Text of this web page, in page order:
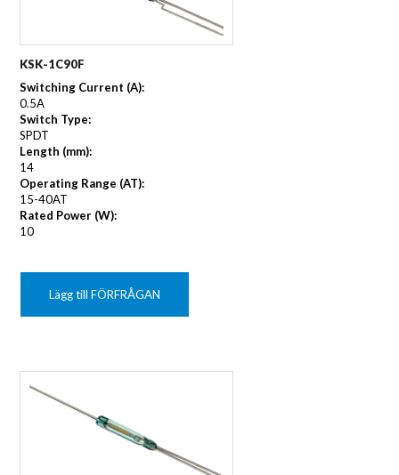
KSK-1C90F
Switching Current (A):
0.5A
Switch Type:
SPDT
Length (mm):
14
Operating Range (AT):
15-40AT
Rated Power (W):
10
Lägg till FÖRFRÅGAN